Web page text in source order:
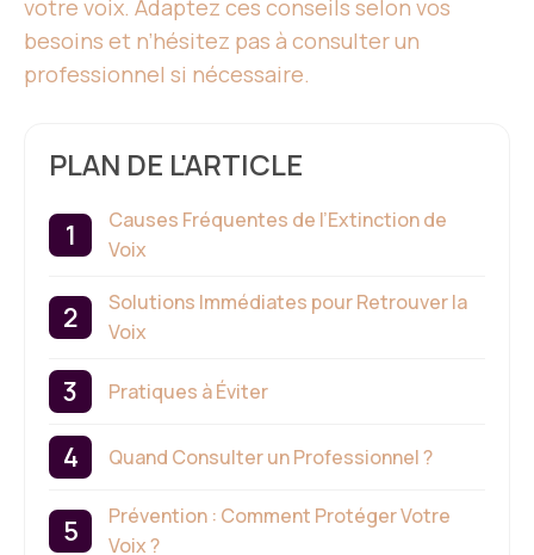
votre voix. Adaptez ces conseils selon vos
besoins et n’hésitez pas à consulter un
professionnel si nécessaire.
PLAN DE L'ARTICLE
Causes Fréquentes de l’Extinction de
Voix
Solutions Immédiates pour Retrouver la
Voix
Pratiques à Éviter
Quand Consulter un Professionnel ?
Prévention : Comment Protéger Votre
Voix ?